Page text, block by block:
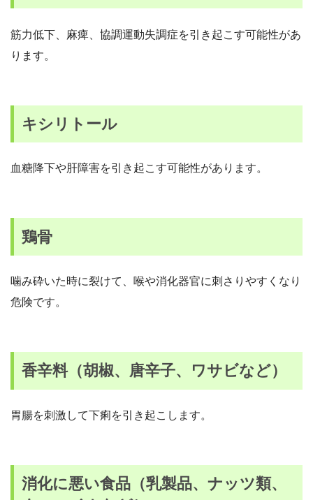
筋力低下、麻痺、協調運動失調症を引き起こす可能性があ
ります。
キシリトール
血糖降下や肝障害を引き起こす可能性があります。
鶏骨
噛み砕いた時に裂けて、喉や消化器官に刺さりやすくなり
危険です。
香辛料（胡椒、唐辛子、ワサビなど）
胃腸を刺激して下痢を引き起こします。
消化に悪い食品（乳製品、ナッツ類、